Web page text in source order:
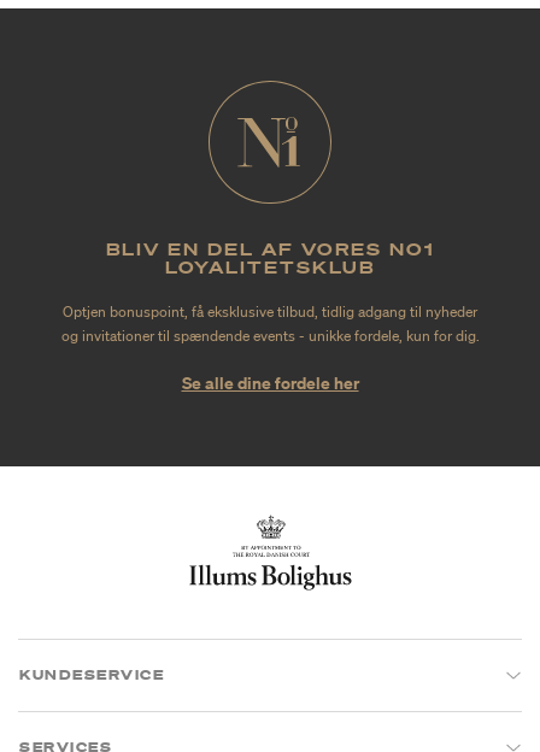
BLIV EN DEL AF VORES NO1
LOYALITETSKLUB
Optjen bonuspoint, få eksklusive tilbud, tidlig adgang til nyheder
og invitationer til spændende events - unikke fordele, kun for dig.
Se alle dine fordele her
KUNDESERVICE
SERVICES